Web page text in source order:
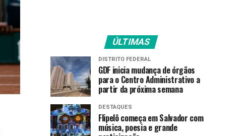
ÚLTIMAS
DISTRITO FEDERAL
GDF inicia mudança de órgãos
para o Centro Administrativo a
partir da próxima semana
DESTAQUES
Flipelô começa em Salvador com
música, poesia e grande